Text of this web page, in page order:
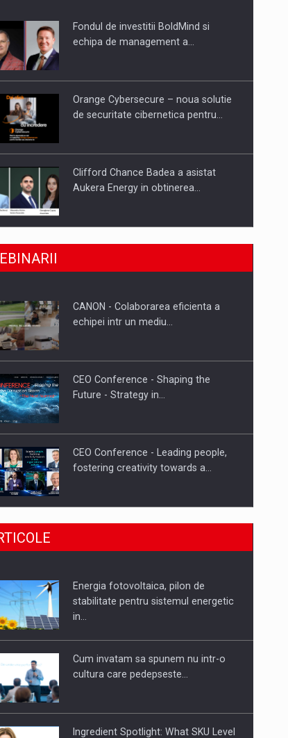
din piata
compania intr-o tranzactie de peste 25…
Fondul de investitii BoldMind si
echipa de management a…
Orange Cybersecure – noua solutie
de securitate cibernetica pentru…
Clifford Chance Badea a asistat
Aukera Energy in obtinerea…
SAPTE PERSONALITATI DIN MEDIUL
Hard Enduro Piatra Craiului 2026,
CANON - Colaborarea eficienta a
echipei intr un mediu…
CEO Conference - Shaping the
Future - Strategy in…
CEO Conference - Leading people,
fostering creativity towards a…
CEO Conference - Shaping The
Webinar - Business Evolution-
RETHINK STRATEGY-Finantare
Energia fotovoltaica, pilon de
stabilitate pentru sistemul energetic
in…
Cum invatam sa spunem nu intr-o
cultura care pedepseste…
Ingredient Spotlight: What SKU Level